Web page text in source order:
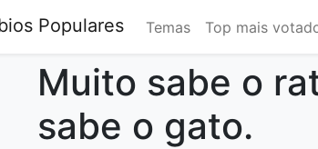
Populares Temas Top mais
Muito sabe o
sabe o gato.